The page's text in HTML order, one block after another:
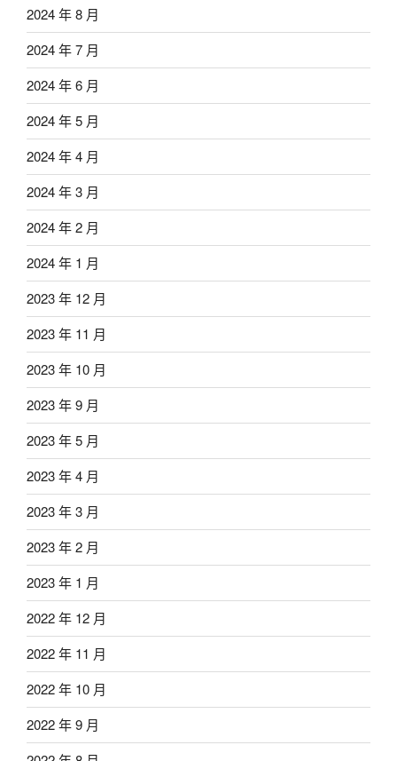
2024 年 8 月
2024 年 7 月
2024 年 6 月
2024 年 5 月
2024 年 4 月
2024 年 3 月
2024 年 2 月
2024 年 1 月
2023 年 12 月
2023 年 11 月
2023 年 10 月
2023 年 9 月
2023 年 5 月
2023 年 4 月
2023 年 3 月
2023 年 2 月
2023 年 1 月
2022 年 12 月
2022 年 11 月
2022 年 10 月
2022 年 9 月